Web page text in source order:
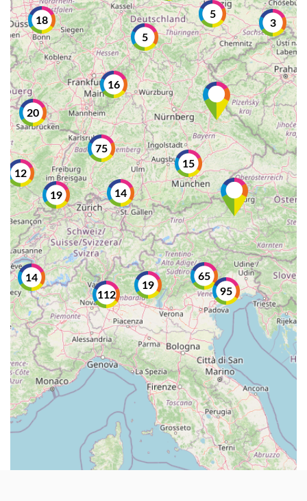
112
65
95
19
14
16
75
15
20
14
5
19
3
18
5
12